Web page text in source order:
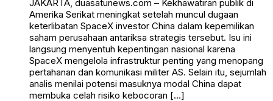
JAKARTA, duasatunews.com – Kekhawatiran publik di
Amerika Serikat meningkat setelah muncul dugaan
keterlibatan SpaceX investor China dalam kepemilikan
saham perusahaan antariksa strategis tersebut. Isu ini
langsung menyentuh kepentingan nasional karena
SpaceX mengelola infrastruktur penting yang menopang
pertahanan dan komunikasi militer AS. Selain itu, sejumlah
analis menilai potensi masuknya modal China dapat
membuka celah risiko kebocoran […]